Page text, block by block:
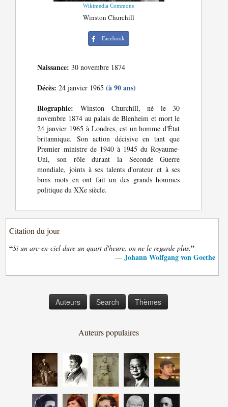
Wikimedia Commons
Winston Churchill
Facebook
Naissance: 30 novembre 1874
Décès: 24 janvier 1965(à 90 ans)
Biographie: Winston Churchill, né le 30
novembre 1874 au palais de Blenheim et mort le
24 janvier 1965 à Londres, est un homme d'État
britannique. Son action décisive en tant que
Premier ministre de 1940 à 1945 du Royaume-
Uni, son rôle durant la Seconde Guerre
mondiale, joints à ses talents d'orateur et à ses
bons mots en ont fait un des grands hommes
politique du XXe siècle.
Citation du jour
“Si un arc-en-ciel dure un quart d'heure, on ne le regarde plus.”
— Johann Wolfgang von Goethe
Auteurs Search Thèmes
Auteurs populaires